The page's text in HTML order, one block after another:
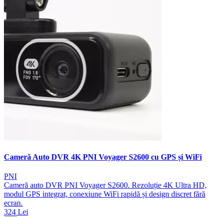
Cameră Auto DVR 4K PNI Voyager S2600 cu GPS și WiFi
PNI
Cameră auto DVR PNI Voyager S2600. Rezoluție 4K Ultra HD,
modul GPS integrat, conexiune WiFi rapidă și design discret fără
ecran.
324 Lei